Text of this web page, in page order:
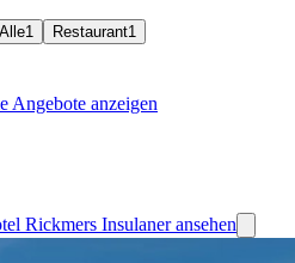
Alle1 Restaurant1
Angebote anzeigen
Rickmers Insulaner ansehen